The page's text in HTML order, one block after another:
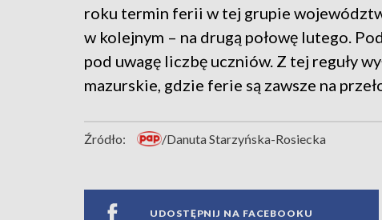
roku termin ferii w tej grupie
w kolejnym – na drugą połowę lutego.
pod uwagę liczbę uczniów. Z tej reguły
mazurskie, gdzie ferie są zawsze na
Źródło: /Danuta Starzyńska-Rosiecka
UDOSTĘPNIJ NA FACEBOOKU